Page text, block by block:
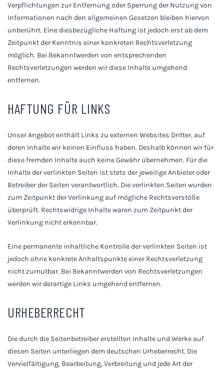
Verpflichtungen zur Entfernung oder Sperrung der Nutzung von
Informationen nach den allgemeinen Gesetzen bleiben hiervon
unberührt. Eine diesbezügliche Haftung ist jedoch erst ab dem
Zeitpunkt der Kenntnis einer konkreten Rechtsverletzung
möglich. Bei Bekanntwerden von entsprechenden
Rechtsverletzungen werden wir diese Inhalte umgehend
entfernen.
HAFTUNG FÜR LINKS
Unser Angebot enthält Links zu externen Websites Dritter, auf
deren Inhalte wir keinen Einfluss haben. Deshalb können wir für
diese fremden Inhalte auch keine Gewähr übernehmen. Für die
Inhalte der verlinkten Seiten ist stets der jeweilige Anbieter oder
Betreiber der Seiten verantwortlich. Die verlinkten Seiten wurden
zum Zeitpunkt der Verlinkung auf mögliche Rechtsverstöße
überprüft. Rechtswidrige Inhalte waren zum Zeitpunkt der
Verlinkung nicht erkennbar.
Eine permanente inhaltliche Kontrolle der verlinkten Seiten ist
jedoch ohne konkrete Anhaltspunkte einer Rechtsverletzung
nicht zumutbar. Bei Bekanntwerden von Rechtsverletzungen
werden wir derartige Links umgehend entfernen.
URHEBERRECHT
Die durch die Seitenbetreiber erstellten Inhalte und Werke auf
diesen Seiten unterliegen dem deutschen Urheberrecht. Die
Vervielfältigung, Bearbeitung, Verbreitung und jede Art der